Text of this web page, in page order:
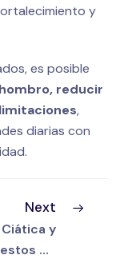
y
es posible
reducir
,
diarias con
Next
Ciática y
de